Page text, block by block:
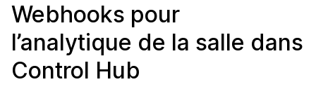
Webhooks pour
l’analytique de la salle dans
Control Hub